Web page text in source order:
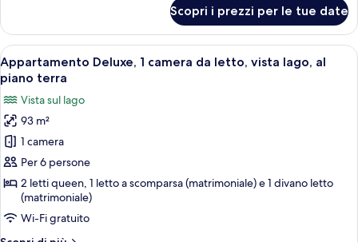
al
piano
terra
Deluxe,
camera
da
letto,
vista
lago,
al
piano
terra
Scopri i prezzi per le tue date
Apri
tutte
le
foto
per
Appartamento
Deluxe,
1
camera
da
letto,
Un soggiorno con camino,
11
Appartamento Deluxe, 1 camera da letto, vista lago, al
piano terra
Vista sul lago
93 m²
1 camera
Per 6 persone
2 letti queen, 1 letto a scomparsa (matrimoniale) e 1 divano letto
(matrimoniale)
Wi-Fi gratuito